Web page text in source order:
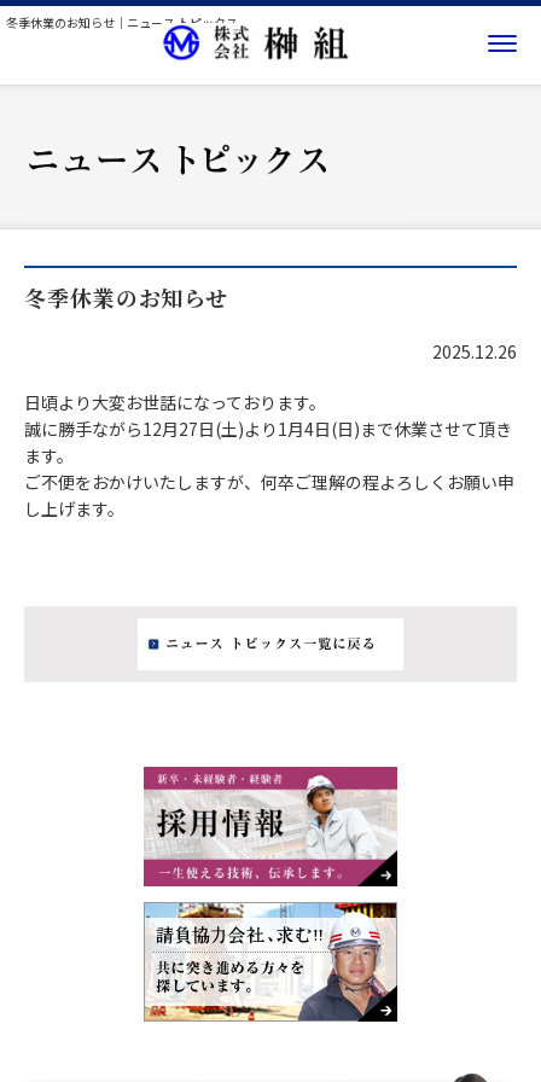
冬季休業のお知らせ｜ニュース トピックス
冬季休業のお知らせ
2025.12.26
日頃より大変お世話になっております。
誠に勝手ながら12月27日(土)より1月4日(日)まで休業させて頂き
ます。
ご不便をおかけいたしますが、何卒ご理解の程よろしくお願い申
し上げます。